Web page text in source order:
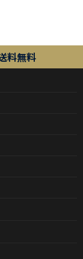
料無料